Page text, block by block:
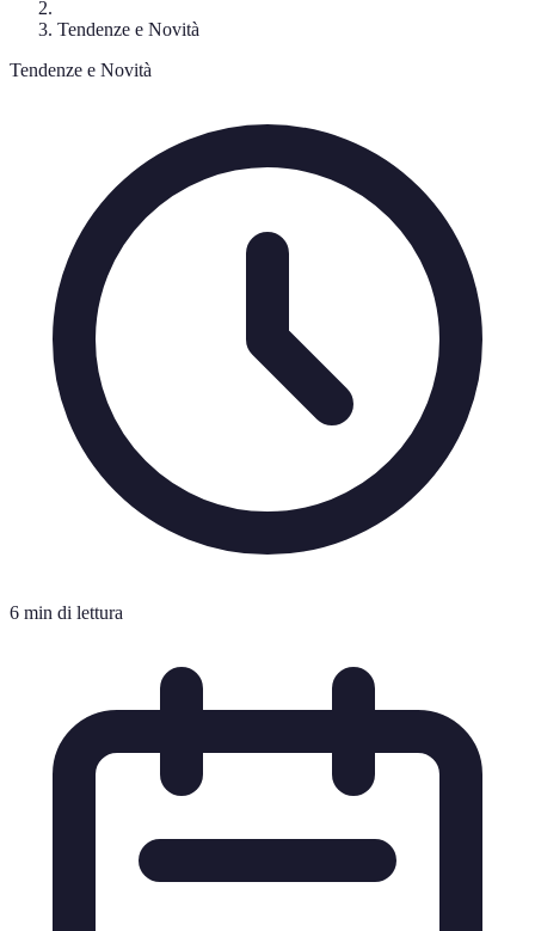
Tendenze e Novità
Tendenze e Novità
6 min di lettura